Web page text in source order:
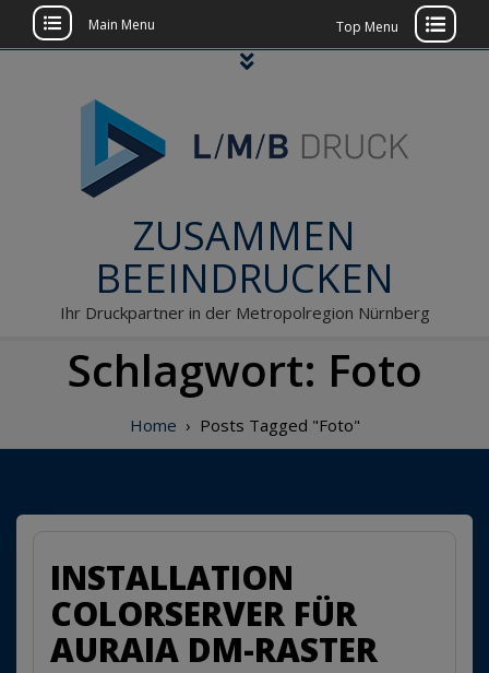
Main Menu Top Menu
ZUSAMMEN
BEEINDRUCKEN
Ihr Druckpartner in der Metropolregion Nürnberg
Schlagwort: Foto
Home › Posts Tagged "Foto"
INSTALLATION
COLORSERVER FÜR
AURAIA DM-RASTER